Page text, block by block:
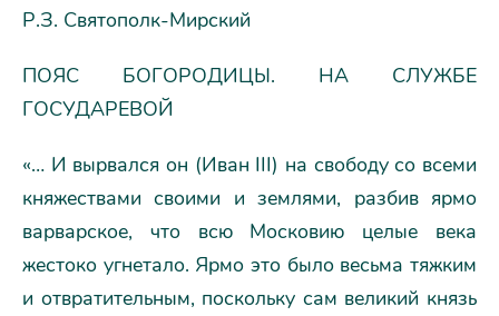
Р.З. Святополк-Мирский
ПОЯС БОГОРОДИЦЫ. НА СЛУЖБЕ
ГОСУДАРЕВОЙ
«… И вырвался он (Иван III) на свободу со всеми
княжествами своими и землями, разбив ярмо
варварское, что всю Московию целые века
жестоко угнетало. Ярмо это было весьма тяжким
и отвратительным, поскольку сам великий князь